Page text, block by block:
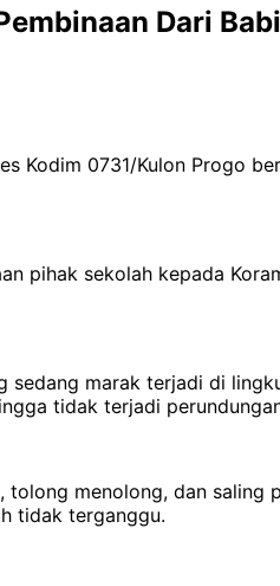
Dari
Kodim 0731/Kulon Progo
pihak sekolah kepada
marak terjadi di
tidak terjadi
menolong, dan
tidak terganggu.